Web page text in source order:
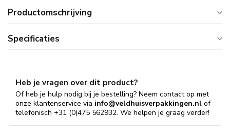
Productomschrijving
Specificaties
Heb je vragen over dit product?
Of heb je hulp nodig bij je bestelling? Neem contact op met
onze klantenservice via info@veldhuisverpakkingen.nl of
telefonisch +31 (0)475 562932. We helpen je graag verder!